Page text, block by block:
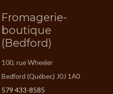
Fromagerie-
boutique
(Bedford)
100, rue Wheeler
Bedford (Québec) J0J 1A0
579 433-8585